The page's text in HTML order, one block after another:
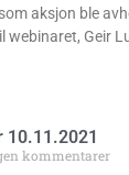
aksjon ble
webinaret, Geir
10.11.2021
kommentarer